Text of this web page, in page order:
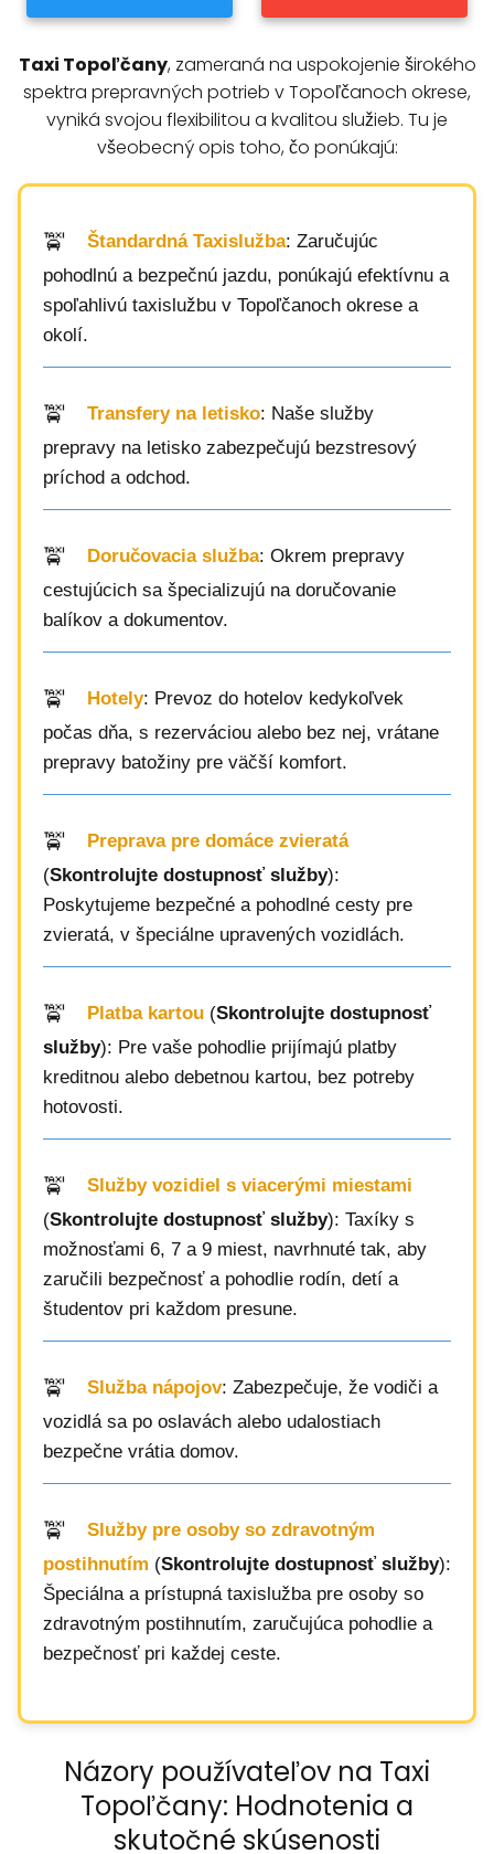
Taxi Topoľčany, zameraná na uspokojenie širokého
spektra prepravných potrieb v Topoľčanoch okrese,
vyniká svojou flexibilitou a kvalitou služieb. Tu je
všeobecný opis toho, čo ponúkajú:
Štandardná Taxislužba: Zaručujúc
pohodlnú a bezpečnú jazdu, ponúkajú efektívnu a
spoľahlivú taxislužbu v Topoľčanoch okrese a
okolí.
Transfery na letisko: Naše služby
prepravy na letisko zabezpečujú bezstresový
príchod a odchod.
Doručovacia služba: Okrem prepravy
cestujúcich sa špecializujú na doručovanie
balíkov a dokumentov.
Hotely: Prevoz do hotelov kedykoľvek
počas dňa, s rezerváciou alebo bez nej, vrátane
prepravy batožiny pre väčší komfort.
Preprava pre domáce zvieratá
(Skontrolujte dostupnosť služby):
Poskytujeme bezpečné a pohodlné cesty pre
zvieratá, v špeciálne upravených vozidlách.
Platba kartou (Skontrolujte dostupnosť
služby): Pre vaše pohodlie prijímajú platby
kreditnou alebo debetnou kartou, bez potreby
hotovosti.
Služby vozidiel s viacerými miestami
(Skontrolujte dostupnosť služby): Taxíky s
možnosťami 6, 7 a 9 miest, navrhnuté tak, aby
zaručili bezpečnosť a pohodlie rodín, detí a
študentov pri každom presune.
Služba nápojov: Zabezpečuje, že vodiči a
vozidlá sa po oslavách alebo udalostiach
bezpečne vrátia domov.
Služby pre osoby so zdravotným
postihnutím (Skontrolujte dostupnosť služby):
Špeciálna a prístupná taxislužba pre osoby so
zdravotným postihnutím, zaručujúca pohodlie a
bezpečnosť pri každej ceste.
Názory používateľov na Taxi
Topoľčany: Hodnotenia a
skutočné skúsenosti